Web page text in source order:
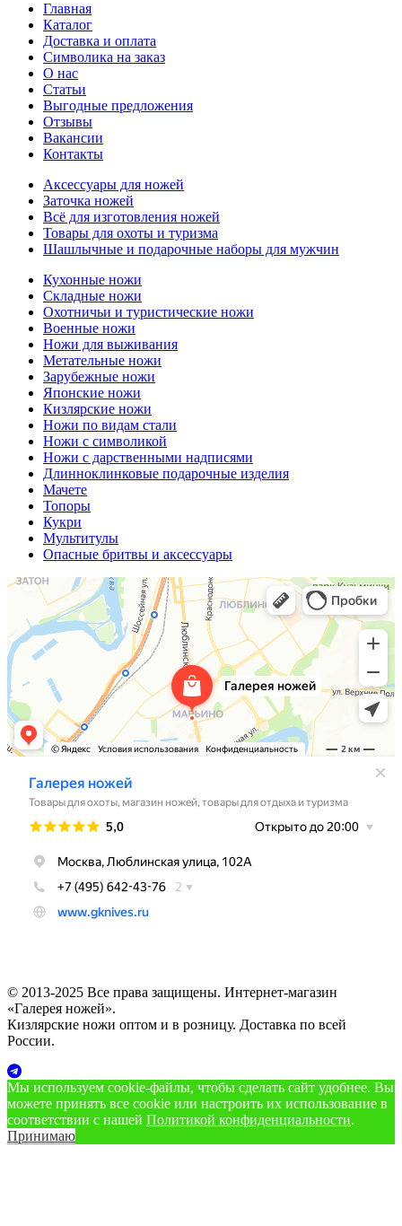
Главная
Каталог
Доставка и оплата
Символика на заказ
О нас
Статьи
Выгодные предложения
Отзывы
Вакансии
Контакты
Аксессуары для ножей
Заточка ножей
Всё для изготовления ножей
Товары для охоты и туризма
Шашлычные и подарочные наборы для мужчин
Кухонные ножи
Складные ножи
Охотничьи и туристические ножи
Военные ножи
Ножи для выживания
Метательные ножи
Зарубежные ножи
Японские ножи
Кизлярские ножи
Ножи по видам стали
Ножи с символикой
Ножи с дарственными надписями
Длинноклинковые подарочные изделия
Мачете
Топоры
Кукри
Мультитулы
Опасные бритвы и аксессуары
© 2013-2025 Все права защищены. Интернет-магазин
«Галерея ножей».
Кизлярские ножи оптом и в розницу. Доставка по всей
России.
Мы используем cookie‑файлы, чтобы сделать сайт удобнее. Вы
можете принять все cookie или настроить их использование в
соответствии с нашей Политикой конфиденциальности.
Принимаю